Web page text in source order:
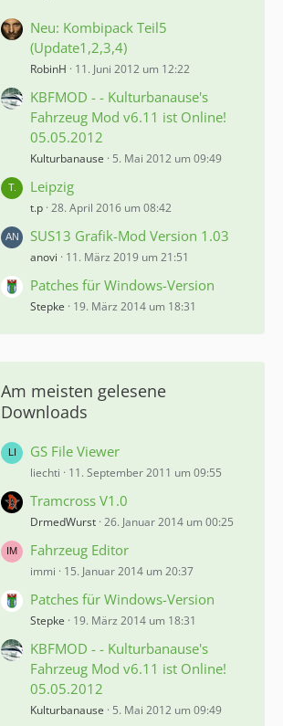
Neu: Kombipack Teil5
(Update1,2,3,4)
RobinH 11. Juni 2012 um 12:22
KBFMOD - - Kulturbanause's
Fahrzeug Mod v6.11 ist Online!
05.05.2012
Kulturbanause 5. Mai 2012 um 09:49
Leipzig
t.p 28. April 2016 um 08:42
SUS13 Grafik-Mod Version 1.03
anovi 11. März 2019 um 21:51
Patches für Windows-Version
Stepke 19. März 2014 um 18:31
Am meisten gelesene
Downloads
GS File Viewer
liechti 11. September 2011 um 09:55
Tramcross V1.0
DrmedWurst 26. Januar 2014 um 00:25
Fahrzeug Editor
immi 15. Januar 2014 um 20:37
Patches für Windows-Version
Stepke 19. März 2014 um 18:31
KBFMOD - - Kulturbanause's
Fahrzeug Mod v6.11 ist Online!
05.05.2012
Kulturbanause 5. Mai 2012 um 09:49